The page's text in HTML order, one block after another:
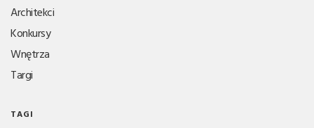
Architekci
Konkursy
Wnętrza
Targi
TAGI